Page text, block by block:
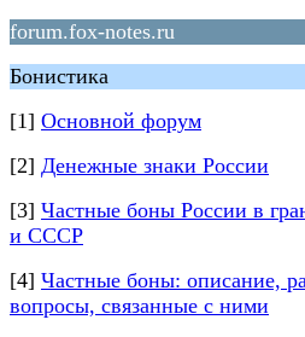
forum.fox-notes.ru
Бонистика
[1] Основной форум
[2] Денежные знаки России
[3] Частные боны России в
и СССР
[4] Частные боны: описание,
вопросы, связанные с ними